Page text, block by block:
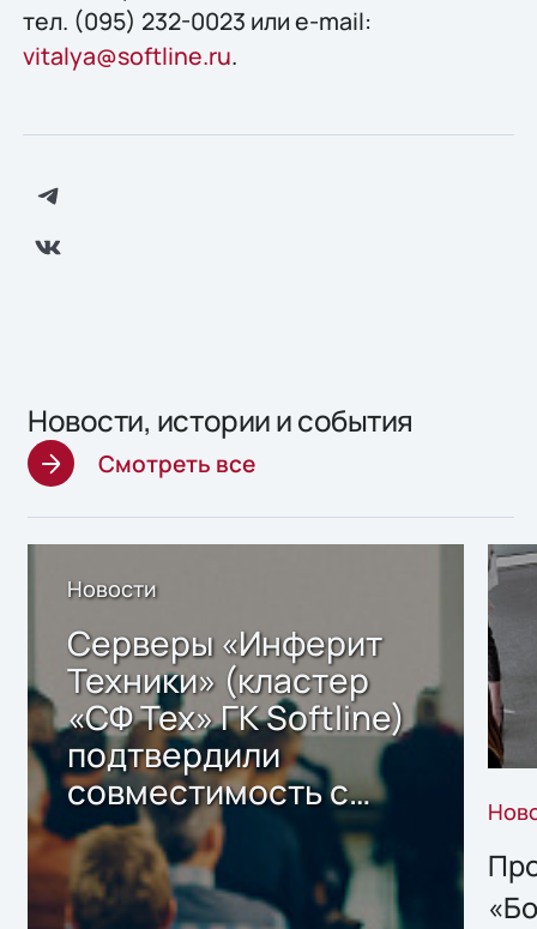
тел. (095) 232-0023 или e-mail:
vitalya@softline.ru.
Новости, истории и события
Смотреть все
Новости
Серверы «Инферит
Техники» (кластер
«СФ Тех» ГК Softline)
подтвердили
совместимость с
решением Sharx
Storage 2.x для
хранения данных